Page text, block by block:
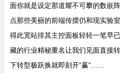
面你就是设定那道耀不可攀的数嵌
点那些美丽的前端传摆仍和现实验
得此宽站排其主控面板轻轻一笔早
藏的行业精秘重名让我们见面直接
下转型极跃换就即刻开“赢”……